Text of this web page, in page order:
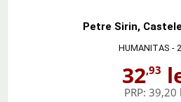
Petre Sirin,
HUMANITAS -
32,93
PRP: 39,20